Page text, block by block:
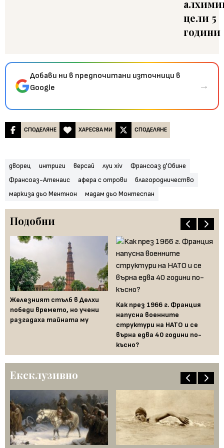
цели 5
години
Добави ни в предпочитани източници в
Google
→
СПОДЕЛЯНЕ ХАРЕСВА МИ СПОДЕЛЯНЕ
дворец интриги версай луи xiv
Франсоаз д'Обине
Франсоаз-Атенаис
афера с отрови
благородничество
маркиза дьо Ментнон
мадам дьо Монтеспан
Подобни
Железният стълб в Делхи
победи времето, но учени
разгадаха тайната му
Как през 1966 г. Франция
напусна военните
структури на НАТО и се
върна едва 40 години по-
късно?
Ексклузивно